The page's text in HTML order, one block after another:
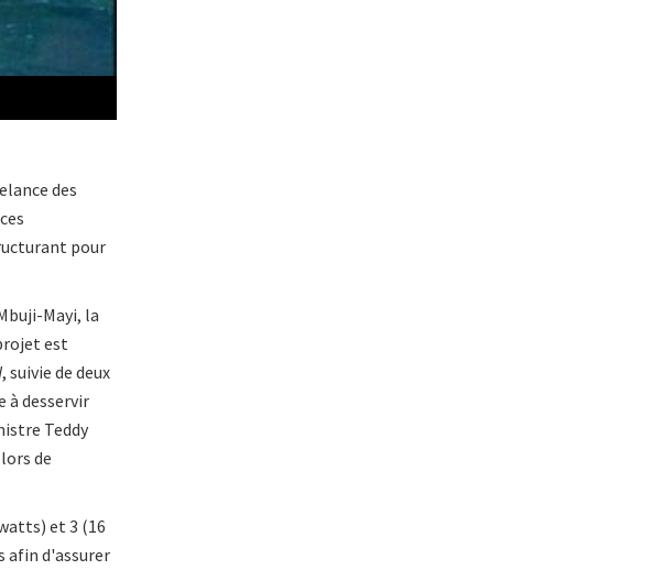
des
pour
Mayi, la
est
suivie de deux
à desservir
Teddy
de
et 3 (16
afin d'assurer